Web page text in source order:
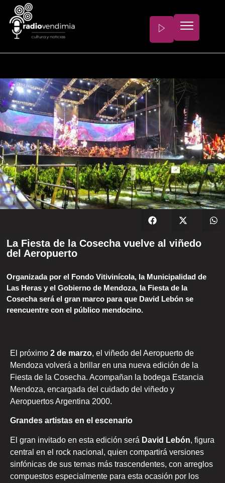
La Fiesta de la Cosecha vuelve al viñedo
del Aeropuerto
Organizada por el Fondo Vitivinícola, la Municipalidad de
Las Heras y el Gobierno de Mendoza, la Fiesta de la
Cosecha será el gran marco para que David Lebón se
reencuentre con el público mendocino.
El próximo 2 de marzo, el viñedo del Aeropuerto de
Mendoza volverá a brillar en una nueva edición de la
Fiesta de la Cosecha. Acompañan la bodega Estancia
Mendoza, encargada del cuidado del viñedo y
Aeropuertos Argentina 2000.
Grandes artistas en el escenario
El gran invitado en esta edición será David Lebón, figura
central en el rock nacional, quien compartirá versiones
sinfónicas de sus temas más trascendentes, con arreglos
compuestos especialmente para esta ocasión por los